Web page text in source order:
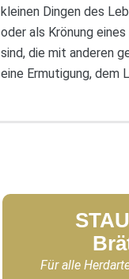
kleinen Dingen des
oder als Krönung
sind, die mit anderen
eine Ermutigung, dem
Für alle